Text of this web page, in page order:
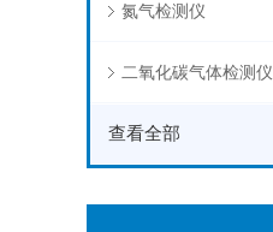
氮气检测仪
二氧化碳气体检测仪
查看全部